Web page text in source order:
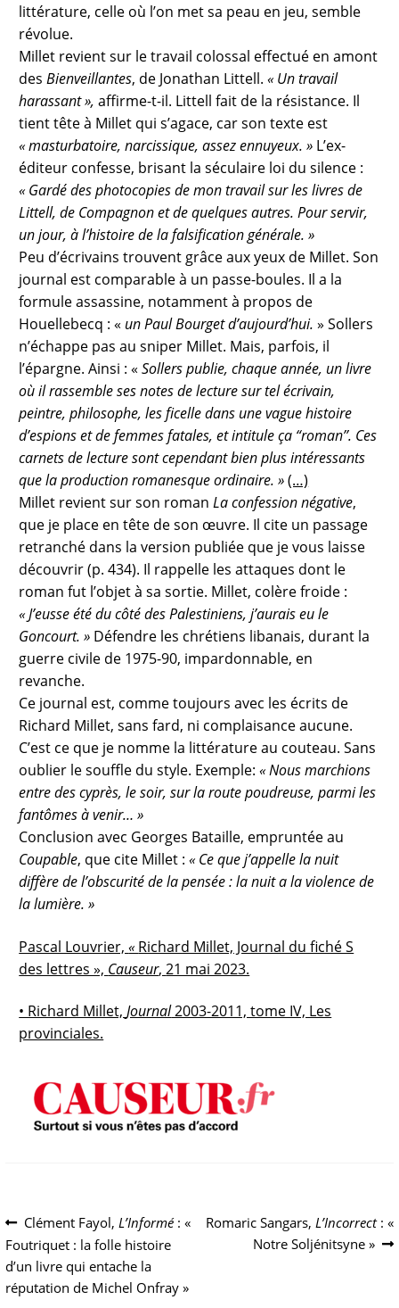
littérature, celle où l’on met sa peau en jeu, semble
révolue.
Millet revient sur le travail colossal effectué en amont
desBienveillantes, de Jonathan Littell.« Un travail
harassant », affirme-t-il. Littell fait de la résistance. Il
tient tête à Millet qui s’agace, car son texte est
« masturbatoire, narcissique, assez ennuyeux. » L’ex-
éditeur confesse, brisant la séculaire loi du silence :
« Gardé des photocopies de mon travail sur les livres de
Littell, de Compagnon et de quelques autres. Pour servir,
un jour, à l’histoire de la falsification générale. »
Peu d’écrivains trouvent grâce aux yeux de Millet. Son
journal est comparable à un passe-boules. Il a la
formule assassine, notamment à propos de
Houellebecq : « un Paul Bourget d’aujourd’hui.» Sollers
n’échappe pas au sniper Millet. Mais, parfois, il
l’épargne. Ainsi : «Sollers publie, chaque année, un livre
où il rassemble ses notes de lecture sur tel écrivain,
peintre, philosophe, les ficelle dans une vague histoire
d’espions et de femmes fatales, et intitule ça “roman’’. Ces
carnets de lecture sont cependant bien plus intéressants
que la production romanesque ordinaire. »(…)
Millet revient sur son romanLa confession négative,
que je place en tête de son œuvre. Il cite un passage
retranché dans la version publiée que je vous laisse
découvrir (p. 434). Il rappelle les attaques dont le
roman fut l’objet à sa sortie. Millet, colère froide :
« J’eusse été du côté des Palestiniens, j’aurais eu le
Goncourt. » Défendre les chrétiens libanais, durant la
guerre civile de 1975-90, impardonnable, en
revanche.
Ce journal est, comme toujours avec les écrits de
Richard Millet, sans fard, ni complaisance aucune.
C’est ce que je nomme la littérature au couteau. Sans
oublier le souffle du style. Exemple:« Nous marchions
entre des cyprès, le soir, sur la route poudreuse, parmi les
fantômes à venir… »
Conclusion avec Georges Bataille, empruntée au
Coupable, que cite Millet :« Ce que j’appelle la nuit
diffère de l’obscurité de la pensée : la nuit a la violence de
la lumière. »
Pascal Louvrier,« Richard Millet, Journal du fiché S
des lettres », Causeur,21 mai 2023.
• Richard Millet,Journal2003-2011, tome IV, Les
provinciales.
Navigation
de
l’article
Article
précédent :
Clément Fayol,L’Informé: «
Foutriquet : la folle histoire
d’un livre qui entache la
réputation de Michel Onfray »
Article
suivant :
Romaric Sangars, L’Incorrect: «
Notre Soljénitsyne »